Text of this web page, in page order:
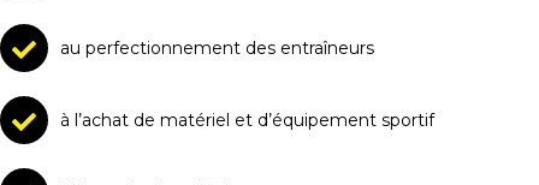
au perfectionnement des entraîneurs
à l’achat de matériel et d’équipement sportif